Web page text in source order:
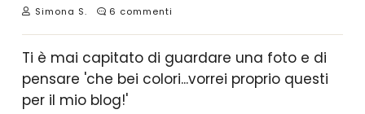
Simona S. 6 commenti
Ti è mai capitato di guardare una foto e di
pensare 'che bei colori...vorrei proprio questi
per il mio blog!'